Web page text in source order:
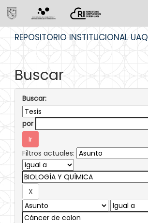
REPOSITORIO INSTITUCIONAL UAQ
Buscar
Buscar:
por
Filtros actuales: